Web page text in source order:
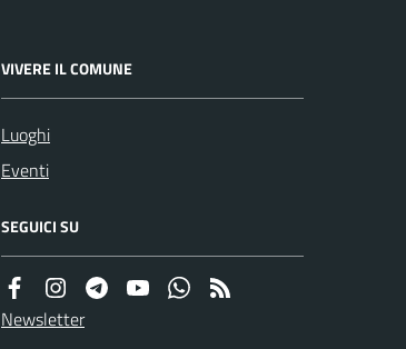
VIVERE IL COMUNE
Luoghi
Eventi
SEGUICI SU
Newsletter